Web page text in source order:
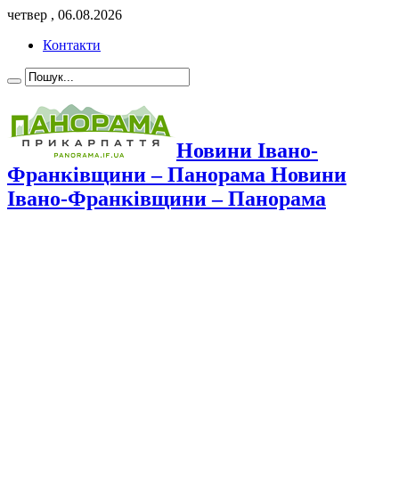
четвер , 06.08.2026
Контакти
Новини Івано-
Франківщини – Панорама Новини
Івано-Франківщини – Панорама